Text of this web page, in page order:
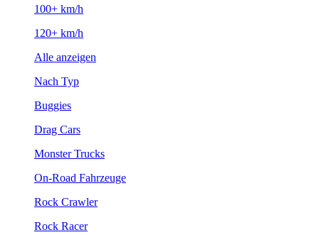
100+ km/h
120+ km/h
Alle anzeigen
Nach Typ
Buggies
Drag Cars
Monster Trucks
On-Road Fahrzeuge
Rock Crawler
Rock Racer